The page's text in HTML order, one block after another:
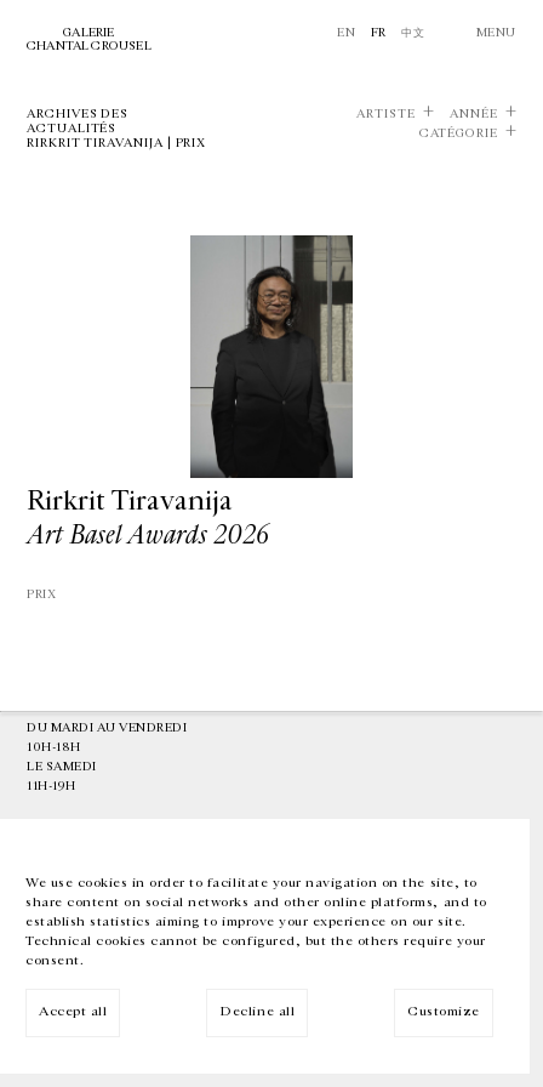
We use cookies in order to facilitate your navigation on the site, to
share content on social networks and other online platforms, and to
establish statistics aiming to improve your experience on our site.
Technical cookies cannot be configured, but the others require your
consent.
Accept all Decline all Customize
GALERIE
CHANTAL CROUSEL
EN FR 中文 MENU
ARCHIVES DES
ACTUALITÉS
RIRKRIT TIRAVANIJA | PRIX
ARTISTE
ANNÉE
CATÉGORIE
Rirkrit Tiravanija
Art Basel Awards 2026
PRIX
GALERIE CHANTAL CROUSEL
HORAIRES D'OUVERTURE
DU MARDI AU VENDREDI
10H-18H
LE SAMEDI
11H-19H
EN FR 中文 Facebook Instagram
Inscrivez-vous à notre newsletter